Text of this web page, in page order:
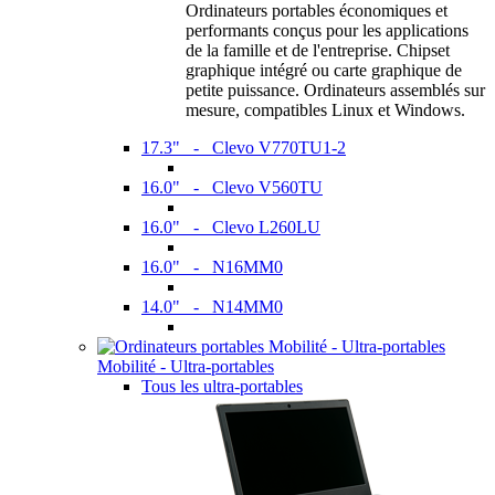
Ordinateurs portables économiques et
performants conçus pour les applications
de la famille et de l'entreprise. Chipset
graphique intégré ou carte graphique de
petite puissance. Ordinateurs assemblés sur
mesure, compatibles Linux et Windows.
17.3" - Clevo V770TU1-2
16.0" - Clevo V560TU
16.0" - Clevo L260LU
16.0" - N16MM0
14.0" - N14MM0
Mobilité - Ultra-portables
Tous les ultra-portables